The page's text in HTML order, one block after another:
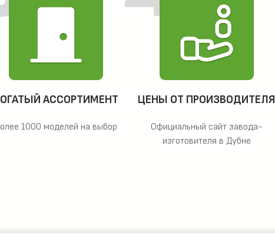
АССОРТИМЕНТ
1000 моделей на выбор
ЦЕНЫ ОТ ПРОИЗВОДИТЕЛЯ
Официальный сайт завода-
изготовителя в Дубне